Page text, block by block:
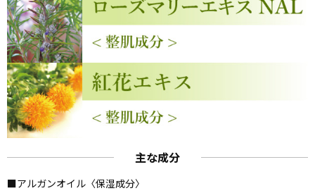
主な成分
■アルガンオイル〈保湿成分〉